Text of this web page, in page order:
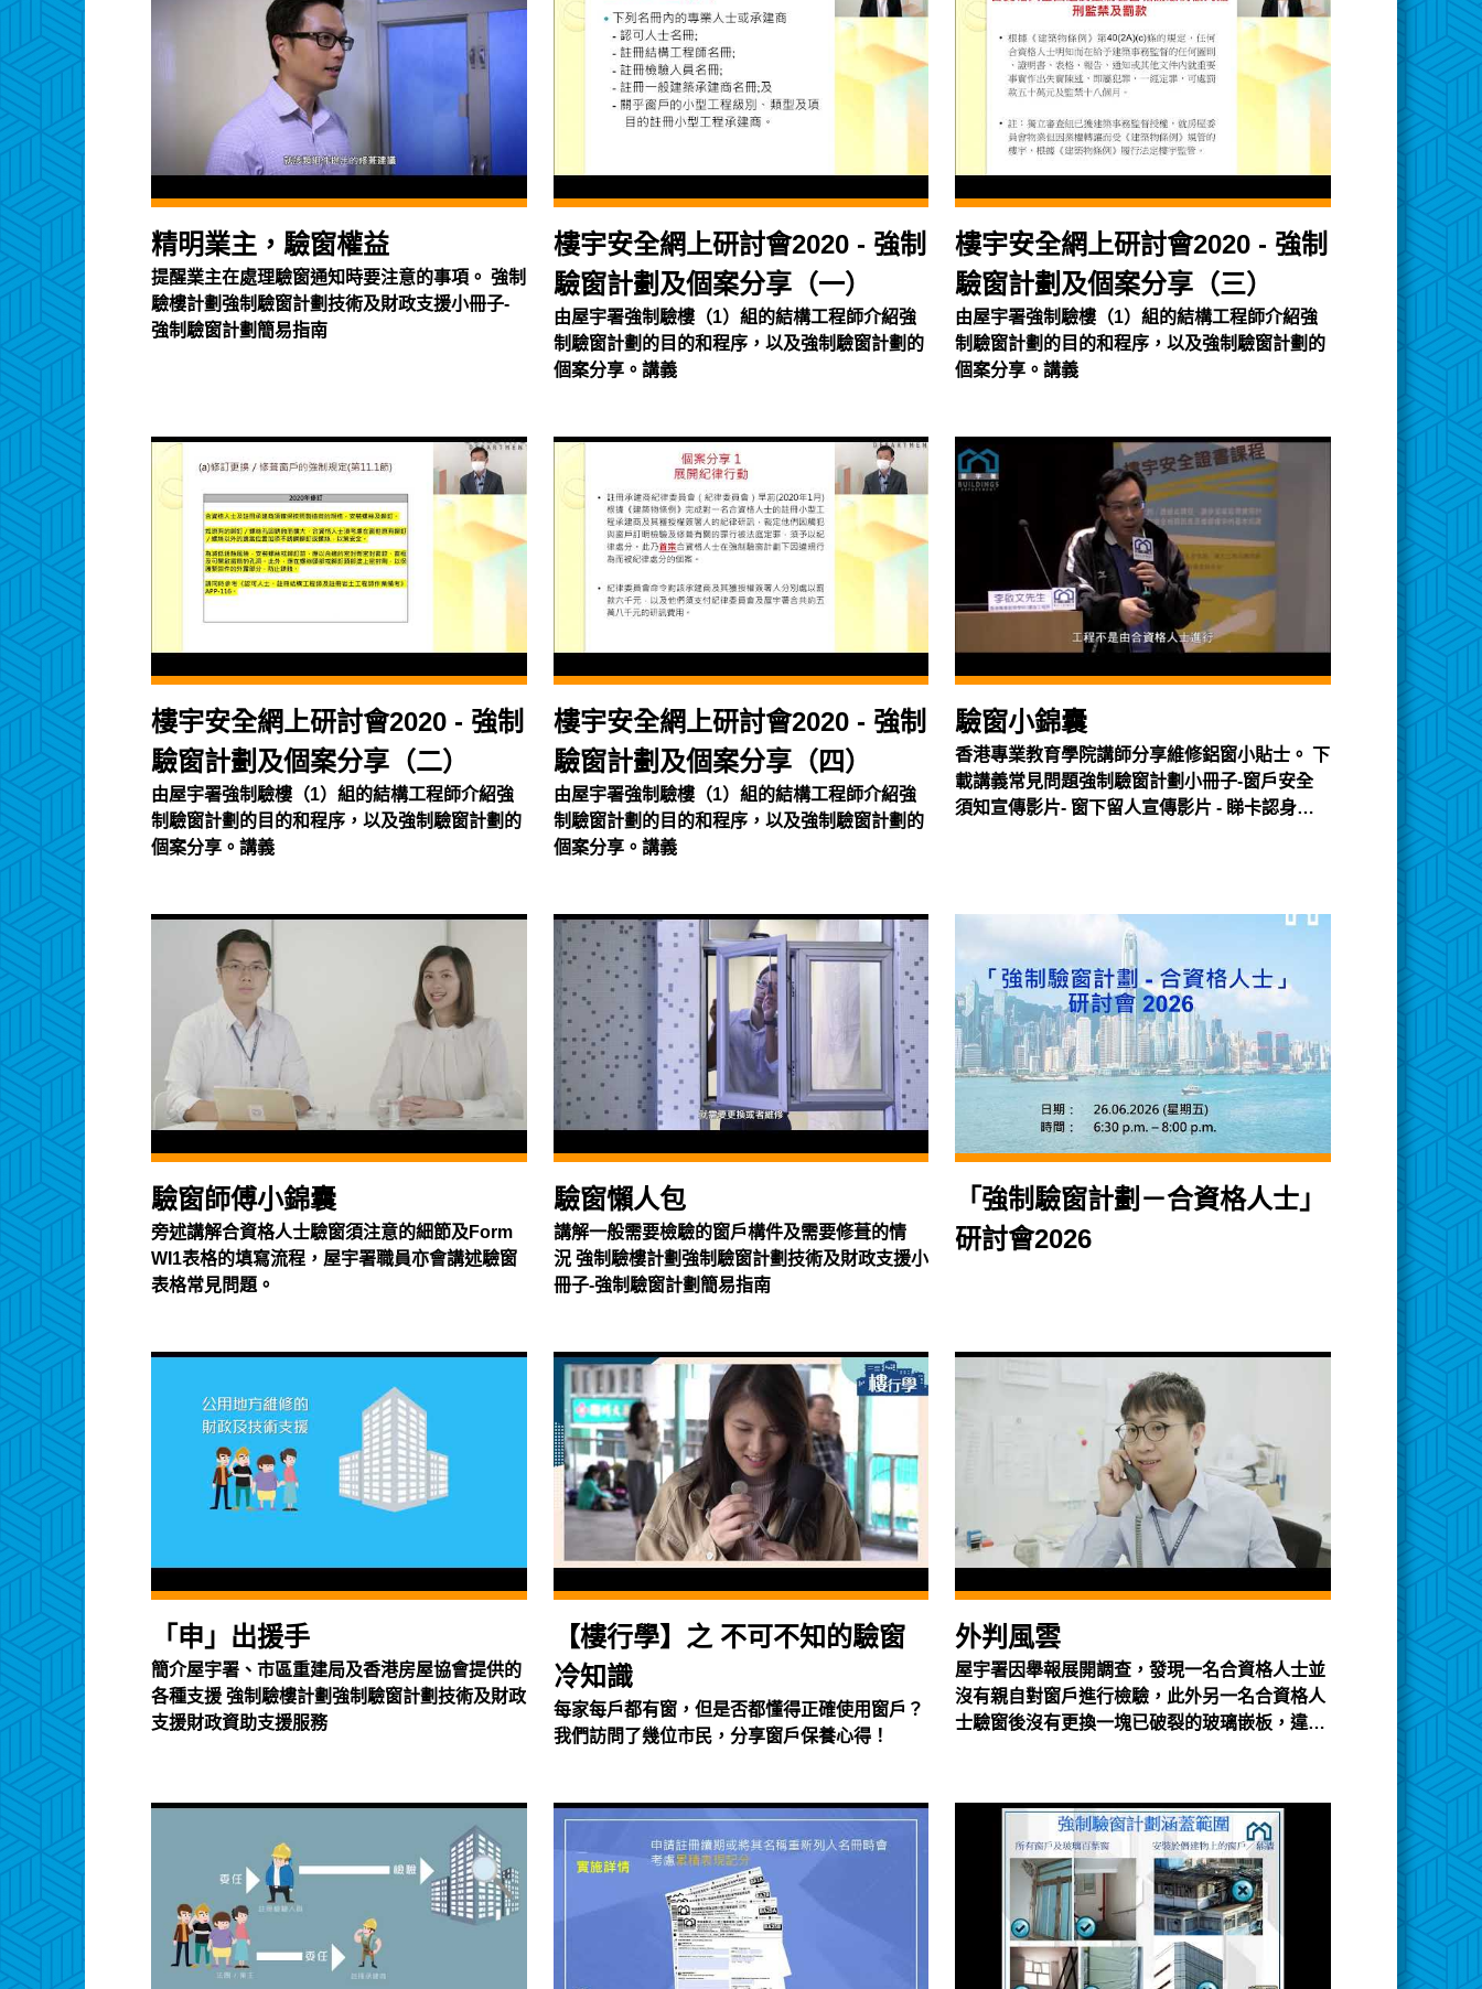
精明業主，驗窗權益
提醒業主在處理驗窗通知時要注意的事項。 強制
驗樓計劃強制驗窗計劃技術及財政支援小冊子-
強制驗窗計劃簡易指南
樓宇安全網上研討會2020 - 強制
驗窗計劃及個案分享（一）
由屋宇署強制驗樓（1）組的結構工程師介紹強
制驗窗計劃的目的和程序，以及強制驗窗計劃的
個案分享。講義
樓宇安全網上研討會2020 - 強制
驗窗計劃及個案分享（三）
由屋宇署強制驗樓（1）組的結構工程師介紹強
制驗窗計劃的目的和程序，以及強制驗窗計劃的
個案分享。講義
樓宇安全網上研討會2020 - 強制
驗窗計劃及個案分享（二）
由屋宇署強制驗樓（1）組的結構工程師介紹強
制驗窗計劃的目的和程序，以及強制驗窗計劃的
個案分享。講義
樓宇安全網上研討會2020 - 強制
驗窗計劃及個案分享（四）
由屋宇署強制驗樓（1）組的結構工程師介紹強
制驗窗計劃的目的和程序，以及強制驗窗計劃的
個案分享。講義
驗窗小錦囊
香港專業教育學院講師分享維修鋁窗小貼士。 下
載講義常見問題強制驗窗計劃小冊子-窗戶安全
須知宣傳影片- 窗下留人宣傳影片 - 睇卡認身分
驗窗師傅小錦囊
旁述講解合資格人士驗窗須注意的細節及Form
WI1表格的填寫流程，屋宇署職員亦會講述驗窗
表格常見問題。
驗窗懶人包
講解一般需要檢驗的窗戶構件及需要修葺的情
況 強制驗樓計劃強制驗窗計劃技術及財政支援小
冊子-強制驗窗計劃簡易指南
「強制驗窗計劃－合資格人士」
研討會2026
「申」出援手
簡介屋宇署、市區重建局及香港房屋協會提供的
各種支援 強制驗樓計劃強制驗窗計劃技術及財政
支援財政資助支援服務
【樓行學】之 不可不知的驗窗
冷知識
每家每戶都有窗，但是否都懂得正確使用窗戶？
我們訪問了幾位市民，分享窗戶保養心得！
外判風雲
屋宇署因舉報展開調查，發現一名合資格人士並
沒有親自對窗戶進行檢驗，此外另一名合資格人
士驗窗後沒有更換一塊已破裂的玻璃嵌板，違反